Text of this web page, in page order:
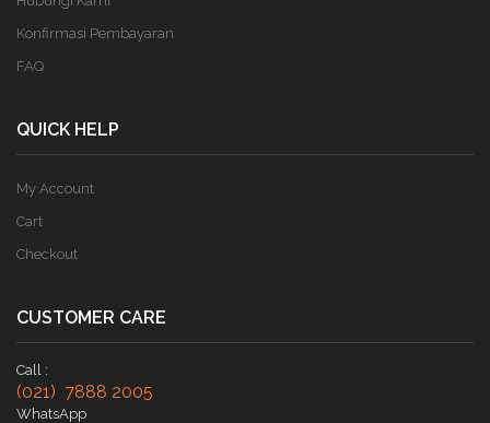
Konfirmasi Pembayaran
FAQ
QUICK HELP
My Account
Cart
Checkout
CUSTOMER CARE
Call :
(021) 7888 2005
WhatsApp